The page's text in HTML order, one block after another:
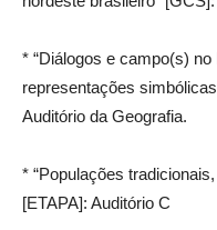
* “Diálogos e campo(s)
representações
Auditório da Geografia.
* “Populações
[ETAPA]: Auditório C